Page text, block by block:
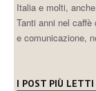
Italia e molti,
Tanti anni nel
e comunicazione,
I POST PIÙ LETTI